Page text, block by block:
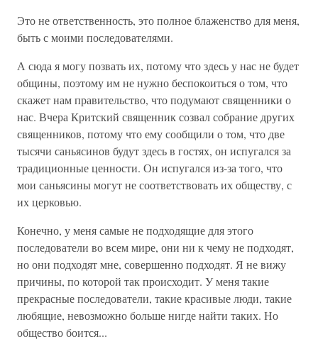
Это не ответственность, это полное блаженство для меня,
быть с моими последователями.
А сюда я могу позвать их, потому что здесь у нас не будет
общины, поэтому им не нужно беспокоиться о том, что
скажет нам правительство, что подумают священники о
нас. Вчера Критский священник созвал собрание других
священников, потому что ему сообщили о том, что две
тысячи саньясинов будут здесь в гостях, он испугался за
традиционные ценности. Он испугался из-за того, что
мои саньясины могут не соответствовать их обществу, с
их церковью.
Конечно, у меня самые не подходящие для этого
последователи во всем мире, они ни к чему не подходят,
но они подходят мне, совершенно подходят. Я не вижу
причины, по которой так происходит. У меня такие
прекрасные последователи, такие красивые люди, такие
любящие, невозможно больше нигде найти таких. Но
общество боится...